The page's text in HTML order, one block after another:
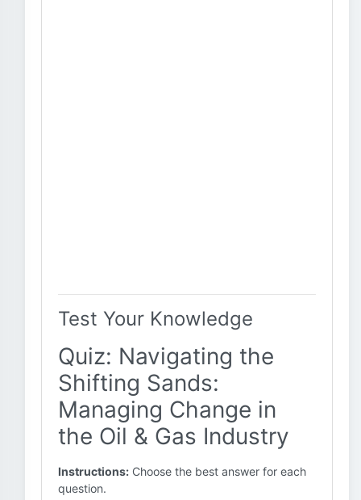
Test Your Knowledge
Quiz: Navigating the
Shifting Sands:
Managing Change in
the Oil & Gas Industry
Instructions: Choose the best answer for each
question.